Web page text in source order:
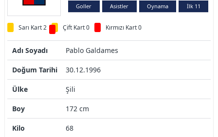
Goller Asistler Oynama İlk 11
Sarı Kart 2 Çift Kart 0 Kırmızı Kart 0
Adı Soyadı Pablo Galdames
Doğum Tarihi 30.12.1996
Ülke Şili
Boy 172 cm
Kilo 68